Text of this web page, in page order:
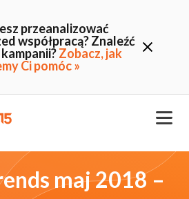
przeanalizować
współpracą? Znaleźć
Zobacz, jak
Ci pomóc »
maj 2018 –